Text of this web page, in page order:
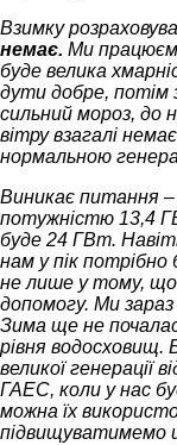
Взимку
немає. Ми
буде велика
дути добре, потім
сильний мороз, до
вітру взагалі
нормальною
Виникає питання
потужністю 13,4
буде 24 ГВт.
нам у пік
не лише у тому, що
допомогу. Ми
Зима ще не
рівня
великої
ГАЕС, коли у нас
можна їх
підвищуватимемо